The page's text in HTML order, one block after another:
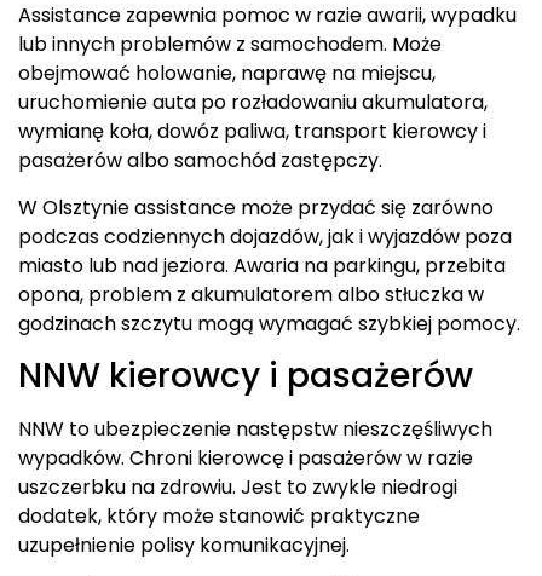
Assistance zapewnia pomoc w razie awarii, wypadku
lub innych problemów z samochodem. Może
obejmować holowanie, naprawę na miejscu,
uruchomienie auta po rozładowaniu akumulatora,
wymianę koła, dowóz paliwa, transport kierowcy i
pasażerów albo samochód zastępczy.
W Olsztynie assistance może przydać się zarówno
podczas codziennych dojazdów, jak i wyjazdów poza
miasto lub nad jeziora. Awaria na parkingu, przebita
opona, problem z akumulatorem albo stłuczka w
godzinach szczytu mogą wymagać szybkiej pomocy.
NNW kierowcy i pasażerów
NNW to ubezpieczenie następstw nieszczęśliwych
wypadków. Chroni kierowcę i pasażerów w razie
uszczerbku na zdrowiu. Jest to zwykle niedrogi
dodatek, który może stanowić praktyczne
uzupełnienie polisy komunikacyjnej.